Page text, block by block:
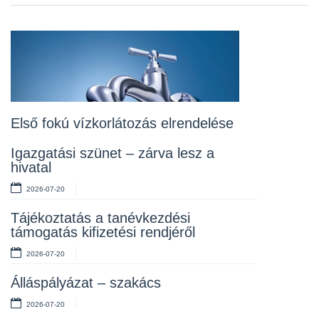
Első fokú vízkorlátozás elrendelése
Igazgatási szünet – zárva lesz a
hivatal
2026-07-20
Tájékoztatás a tanévkezdési
támogatás kifizetési rendjéről
2026-07-20
Álláspályázat – szakács
2026-07-20
Álláspályázat – konyhai kisegítő
Lakossági fórum az Erzsébet téri
2026-07-10
Rendelet kihirdetése
2026-07-10
Álláspályázat – takarító
2026-07-06